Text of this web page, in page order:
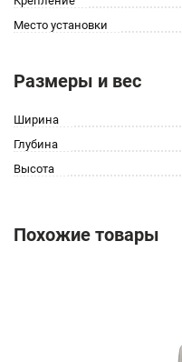
Место установки
Размеры и вес
Ширина
Глубина
Высота
Похожие товары